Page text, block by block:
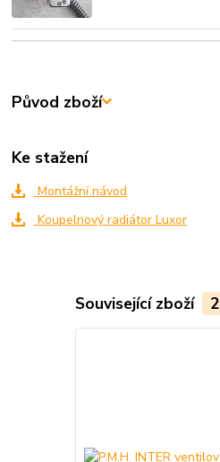
Původ zboží
Ke stažení
Montážní návod
Koupelnový radiátor Luxor
Související zboží 2